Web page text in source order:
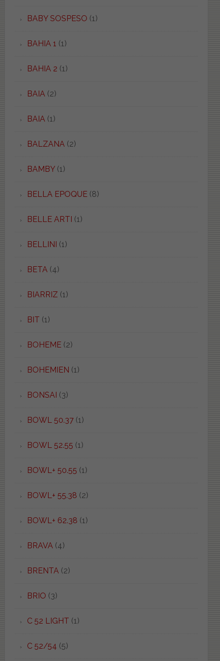
BABY SOSPESO (1)
BAHIA 1 (1)
BAHIA 2 (1)
BAIA(2)
BAIA(1)
BALZANA(2)
BAMBY(1)
BELLA EPOQUE(8)
BELLE ARTI (1)
BELLINI (1)
BETA(4)
BIARRIZ (1)
BIT (1)
BOHEME(2)
BOHEMIEN (1)
BONSAI (3)
BOWL 50.37(1)
BOWL 52.55 (1)
BOWL+ 50.55 (1)
BOWL+ 55.38 (2)
BOWL+ 62.38 (1)
BRAVA(4)
BRENTA(2)
BRIO (3)
C 52 LIGHT (1)
C 52/54 (5)